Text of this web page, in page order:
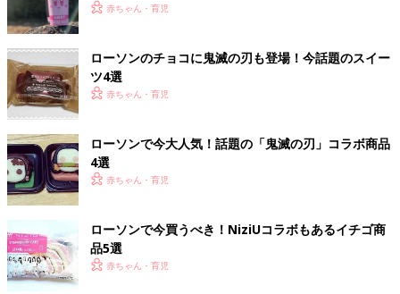
赤ちゃん・育児
ローソンのチョコに鬼滅の刃も登場！今話題のスイー
ツ4選
赤ちゃん・育児
ローソンで今大人気！話題の「鬼滅の刃」コラボ商品
4選
赤ちゃん・育児
ローソンで今買うべき！NiziUコラボもあるイチゴ商
品5選
赤ちゃん・育児